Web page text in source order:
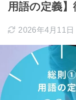
用語の定義
2026年4月11日